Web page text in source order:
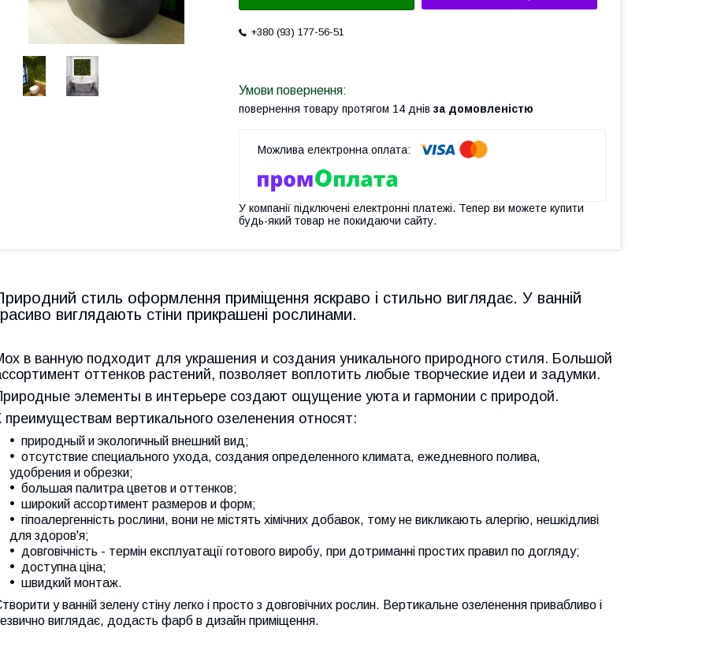
+380 (93) 177-56-51
повернення товару протягом 14 днів за домовленістю
У компанії підключені електронні платежі. Тепер ви можете купити
будь-який товар не покидаючи сайту.
стиль оформлення приміщення яскраво і стильно виглядає. У ванній
виглядають стіни прикрашені рослинами.
в ванную подходит для украшения и создания уникального природного стиля. Большой
оттенков растений, позволяет воплотить любые творческие идеи и задумки.
элементы в интерьере создают ощущение уюта и гармонии с природой.
преимуществам вертикального озеленения относят:
природный и экологичный внешний вид;
отсутствие специального ухода, создания определенного климата, ежедневного полива,
удобрения и обрезки;
большая палитра цветов и оттенков;
широкий ассортимент размеров и форм;
гіпоалергенність рослини, вони не містять хімічних добавок, тому не викликають алергію, нешкідливі
для здоров'я;
довговічність - термін експлуатації готового виробу, при дотриманні простих правил по догляду;
доступна ціна;
швидкий монтаж.
у ванній зелену стіну легко і просто з довговічних рослин. Вертикальне озеленення привабливо і
виглядає, додасть фарб в дизайн приміщення.